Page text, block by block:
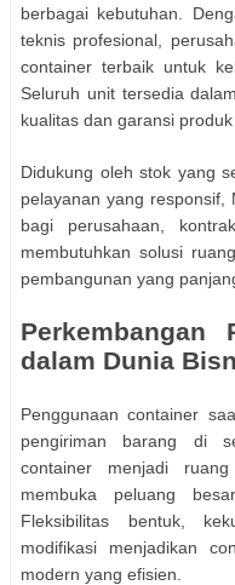
berbagai kebutuhan.
teknis profesional,
container terbaik untuk
Seluruh unit tersedia
kualitas dan garansi
Didukung oleh stok yang
pelayanan yang
bagi perusahaan,
membutuhkan solusi
pembangunan yang
Perkembangan
dalam Dunia
Penggunaan container
pengiriman barang di
container menjadi
membuka peluang
Fleksibilitas bentuk,
modifikasi menjadikan
modern yang efisien.